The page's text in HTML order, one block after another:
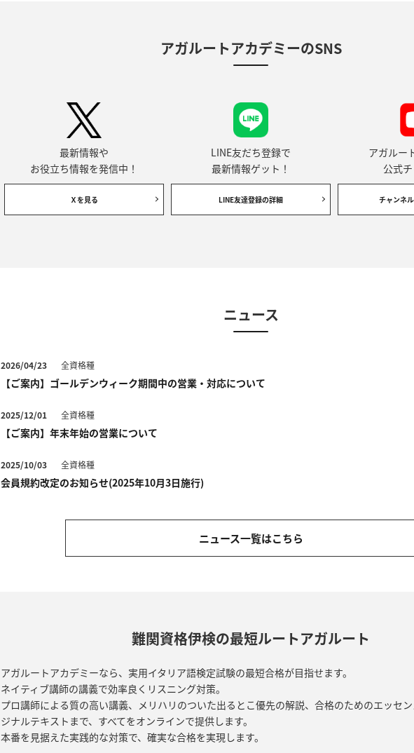
アガルートアカデミーのSNS
最新情報や
お役立ち情報を発信中！
Ｘを見る
LINE友だち登録で
最新情報ゲット！
LINE友達登録の詳細
アガルー
公式
チャンネ
ニュース
2026/04/23 全資格種
【ご案内】ゴールデンウィーク期間中の営業・対応について
2025/12/01 全資格種
【ご案内】年末年始の営業について
2025/10/03 全資格種
会員規約改定のお知らせ(2025年10月3日施行)
【リリース情報】実用イタリア語検定試験（伊検）3級対策講座
【カスタマーセンター】 ゴールデンウィークのご対応に関するご案内
2024/01/04 全資格種
令和6年能登半島地震で被災された皆様へのお見舞いと配送への影響について
ニュース一覧はこちら
難関資格伊検の最短ルートアガルート
アガルートアカデミーなら、実用イタリア語検定試験の最短合格が目指せます。
ネイティブ講師の講義で効率良くリスニング対策。
プロ講師による質の高い講義、メリハリのついた出るとこ優先の解説、合格のためのエッセ
ジナルテキストまで、すべてをオンラインで提供します。
本番を見据えた実践的な対策で、確実な合格を実現します。